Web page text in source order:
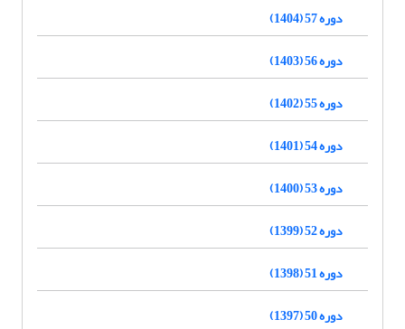
دوره 57 (1404)
دوره 56 (1403)
دوره 55 (1402)
دوره 54 (1401)
دوره 53 (1400)
دوره 52 (1399)
دوره 51 (1398)
دوره 50 (1397)